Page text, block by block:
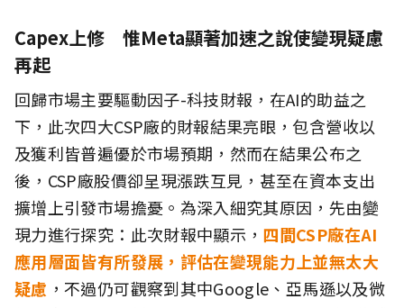
Capex上修 惟Meta顯著加速之說使變現疑慮
再起
回歸市場主要驅動因子-科技財報，在AI的助益之
下，此次四大CSP廠的財報結果亮眼，包含營收以
及獲利皆普遍優於市場預期，然而在結果公布之
後，CSP廠股價卻呈現漲跌互見，甚至在資本支出
擴增上引發市場擔憂。為深入細究其原因，先由變
現力進行探究：此次財報中顯示， 四間CSP廠在AI
應用層面皆有所發展，評估在變現能力上並無太大
疑慮 ，不過仍可觀察到其中Google、亞馬遜以及微